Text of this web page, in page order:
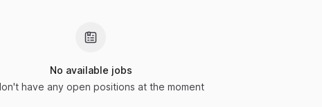
No available jobs
have any open positions at the moment